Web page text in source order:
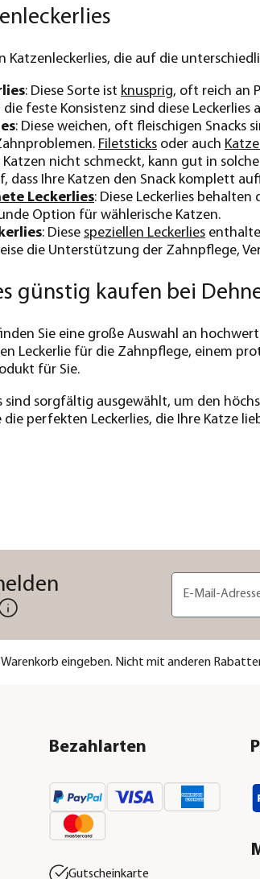
Katzenleckerlies, die auf die
: Diese Sorte ist knusprig, oft reich an
die feste Konsistenz sind diese
: Diese weichen, oft fleischigen Snacks
Filetsticks oder auch
nicht schmeckt, kann gut in
dass Ihre Katzen den Snack komplett
Leckerlies: Diese Leckerlies
Option für wählerische Katzen.
: Diese speziellen Leckerlies
die Unterstützung der Zahnpflege,
günstig kaufen bei
Sie eine große Auswahl an
Leckerlie für die Zahnpflege, einem
für Sie.
sind sorgfältig ausgewählt, um den
perfekten Leckerlies, die Ihre Katze
E-Mail-
eingeben. Nicht mit anderen
Bezahlarten
Gutscheinkarte